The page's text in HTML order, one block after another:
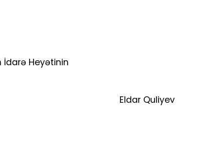
İdarə Heyətinin
Eldar Quliyev